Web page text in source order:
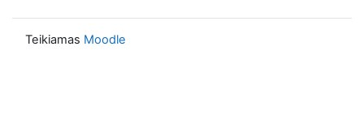
Teikiamas Moodle